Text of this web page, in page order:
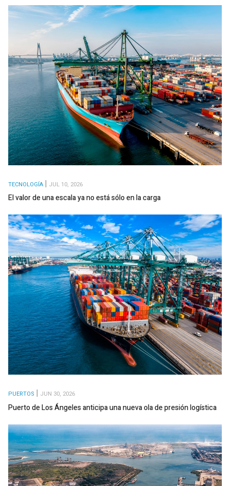
TECNOLOGÍA JUL 10, 2026
El valor de una escala ya no está sólo en la carga
PUERTOS JUN 30, 2026
Puerto de Los Ángeles anticipa una nueva ola de presión logística